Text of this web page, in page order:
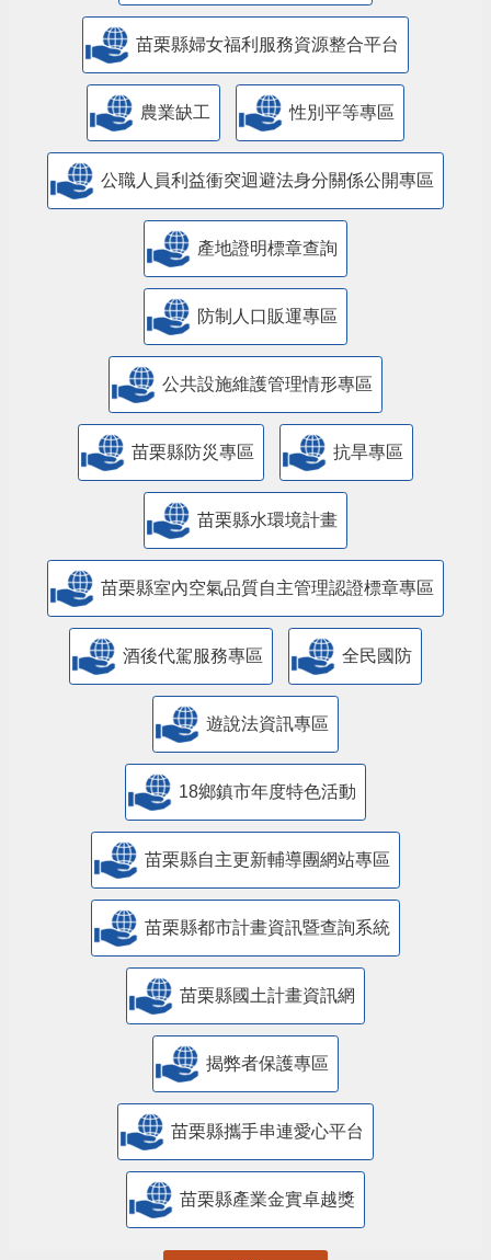
苗栗縣婦女福利服務資源整合平台
農業缺工 性別平等專區
公職人員利益衝突迴避法身分關係公開專區
產地證明標章查詢
防制人口販運專區
​公共設施維護管理情形專區
苗栗縣防災專區 抗旱專區
苗栗縣水環境計畫
苗栗縣室內空氣品質自主管理認證標章專區
酒後代駕服務專區 全民國防
遊說法資訊專區
18鄉鎮市年度特色活動
苗栗縣自主更新輔導團網站專區
苗栗縣都市計畫資訊暨查詢系統
苗栗縣國土計畫資訊網
揭弊者保護專區
苗栗縣攜手串連愛心平台
苗栗縣產業金實卓越獎